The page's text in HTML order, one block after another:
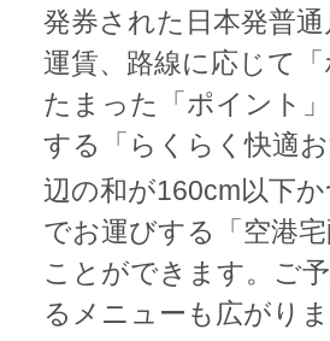
発券された日本発普
運賃、路線に応じて
たまった「ポイント
する「らくらく快適
辺の和が160cm以下
でお運びする「空港
ことができます。ご
るメニューも広がりま